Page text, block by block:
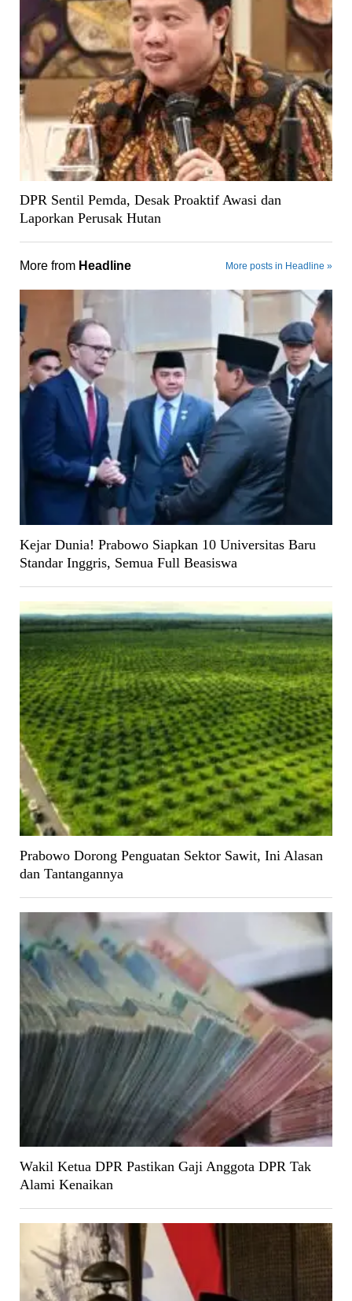
DPR Sentil Pemda, Desak Proaktif Awasi dan
Laporkan Perusak Hutan
More from Headline More posts in Headline »
Kejar Dunia! Prabowo Siapkan 10 Universitas Baru
Standar Inggris, Semua Full Beasiswa
Prabowo Dorong Penguatan Sektor Sawit, Ini Alasan
dan Tantangannya
Wakil Ketua DPR Pastikan Gaji Anggota DPR Tak
Alami Kenaikan